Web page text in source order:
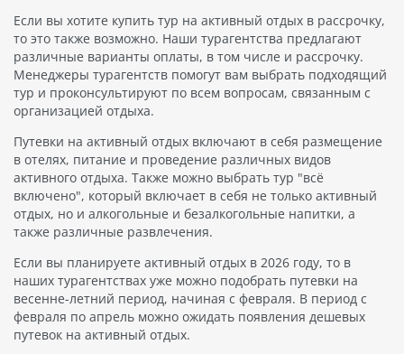
Если вы хотите купить тур на активный отдых в рассрочку,
то это также возможно. Наши турагентства предлагают
различные варианты оплаты, в том числе и рассрочку.
Менеджеры турагентств помогут вам выбрать подходящий
тур и проконсультируют по всем вопросам, связанным с
организацией отдыха.
Путевки на активный отдых включают в себя размещение
в отелях, питание и проведение различных видов
активного отдыха. Также можно выбрать тур "всё
включено", который включает в себя не только активный
отдых, но и алкогольные и безалкогольные напитки, а
также различные развлечения.
Если вы планируете активный отдых в 2026 году, то в
наших турагентствах уже можно подобрать путевки на
весенне-летний период, начиная с февраля. В период с
февраля по апрель можно ожидать появления дешевых
путевок на активный отдых.